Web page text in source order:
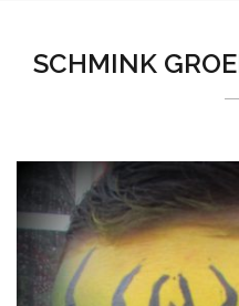
SCHMINK